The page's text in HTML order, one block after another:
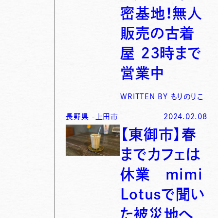
密基地！無人
販売の古着
屋 23時まで
営業中
WRITTEN BY もりのりこ
長野県 - 上田市 2024.02.08
【東御市】春
までカフェは
休業 mimi
Lotusで聞い
た被災地へ